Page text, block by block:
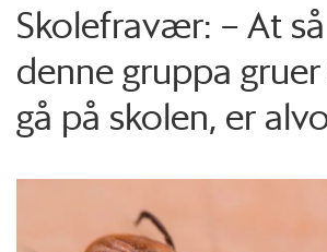
Skolefravær: – At
denne gruppa gruer
gå på skolen, er